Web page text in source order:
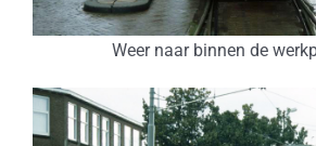
Weer naar binnen de